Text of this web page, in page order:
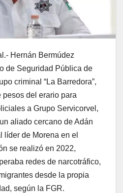
Hernán Bermúdez
de Seguridad Pública de
criminal “La Barredora”,
del erario para
a Grupo Servicorvel,
aliado cercano de Adán
líder de Morena en el
se realizó en 2022,
redes de narcotráfico,
desde la propia
según la FGR.